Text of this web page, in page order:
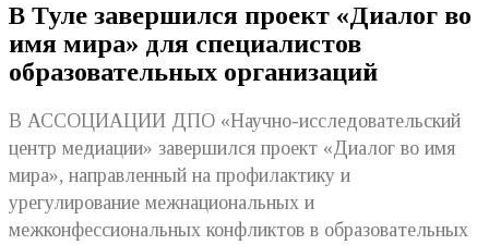
В Туле завершился проект «Диалог во
имя мира» для специалистов
образовательных организаций
В АССОЦИАЦИИ ДПО «Научно-исследовательский
центр медиации» завершился проект «Диалог во имя
мира», направленный на профилактику и
урегулирование межнациональных и
межконфессиональных конфликтов в образовательных